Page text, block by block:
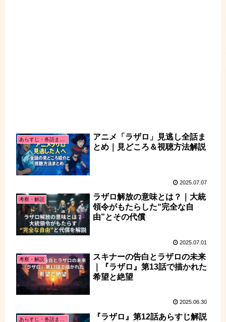
アニメ「ラザロ」見逃し全話ま
とめ｜見どころ＆視聴方法解説
2025.07.07
考察・解説
ラザロ解放の意味とは？｜大統
領令がもたらした“完全な自
由”とその代償
2025.07.01
考察・解説
スキナーの告白とラザロの未来
｜『ラザロ』第13話で描かれた
希望と絶望
2025.06.30
『ラザロ』第12話あらすじ解説